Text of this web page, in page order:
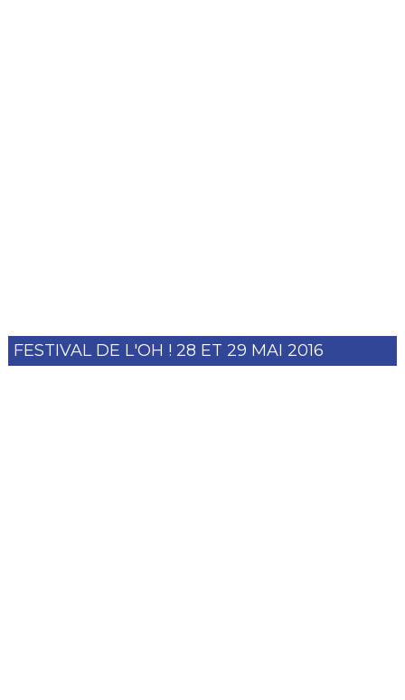
FESTIVAL DE L'OH ! 28 ET 29 MAI 2016